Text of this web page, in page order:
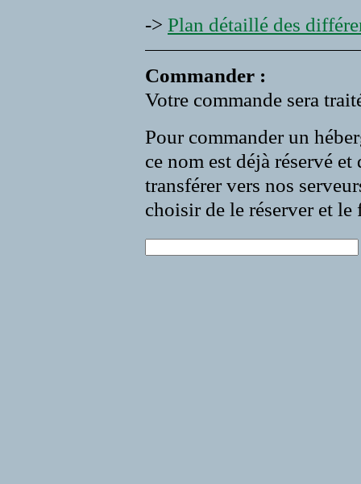
-> Plan détaillé des
Commander :
Votre commande sera
Pour commander un
ce nom est déjà réservé
transférer vers nos
choisir de le réserver et